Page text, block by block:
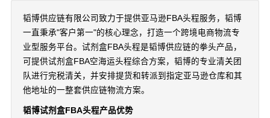
韬博供应链有限公司致力于提供亚马逊FBA头程服务，韬博
一直秉承"客户第一"的核心理念，打造一个跨境电商物流专
业型服务平台。试剂盒FBA头程是韬博供应链的拳头产品，
可提供试剂盒FBA空海运头程综合方案，韬博的专业清关团
队进行完税清关，并安排提货和转派到指定亚马逊仓库和其
他地址的一整套供应链物流方案。
韬博试剂盒FBA头程产品优势